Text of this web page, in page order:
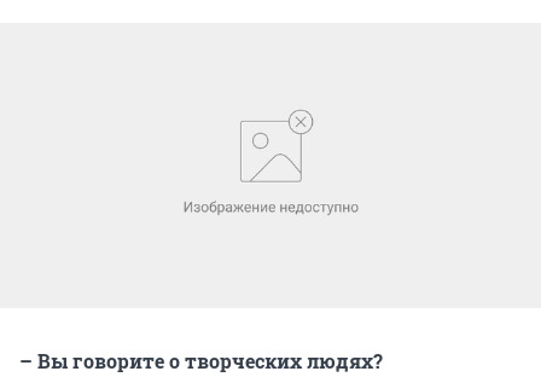
– Вы говорите о творческих людях?